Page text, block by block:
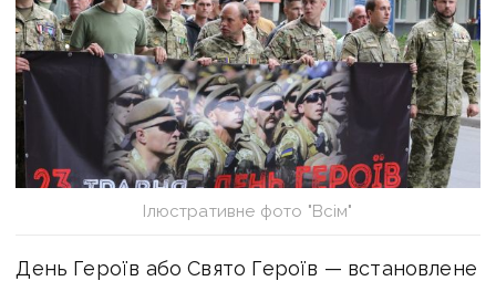
Ілюстративне фото "Всім"
День Героїв або Свято Героїв — встановлене